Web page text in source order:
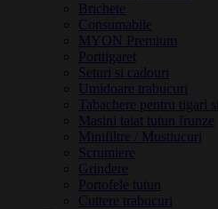
Brichete
Consumabile
MYON Premium
Porttigaret
Seturi si cadouri
Umidoare trabucuri
Tabachere pentru tigari si
Masini taiat tutun frunze
Minifiltre / Mustiucuri
Scrumiere
Grindere
Portofele tutun
Cuttere trabucuri